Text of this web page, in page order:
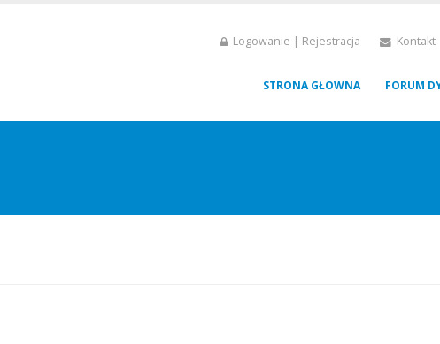
Logowanie | Rejestracja Kontakt
STRONA GŁOWNA FORUM